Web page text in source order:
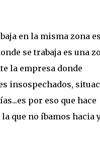
en la misma zona
se trabaja es una
la empresa donde
insospechados,
por eso que hace
que no íbamos hacia